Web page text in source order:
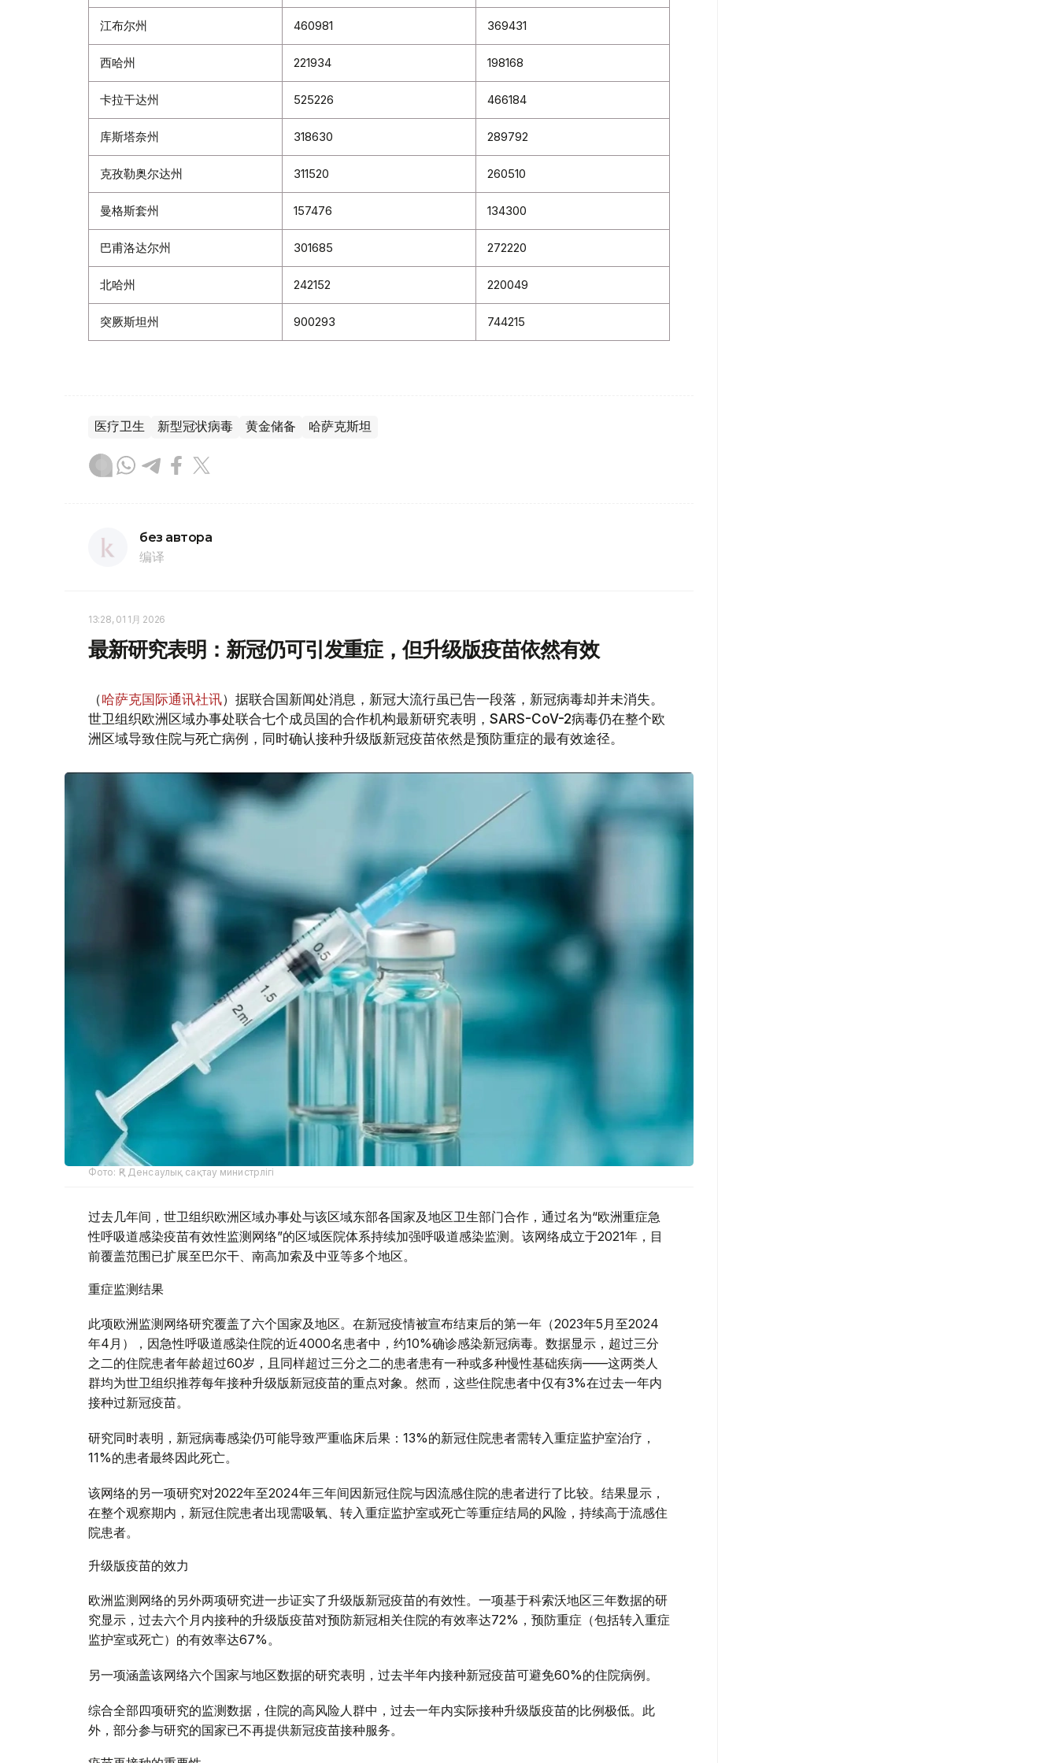
江布尔州 460981 369431
西哈州 221934 198168
卡拉干达州 525226 466184
库斯塔奈州 318630 289792
克孜勒奥尔达州 311520 260510
曼格斯套州 157476 134300
巴甫洛达尔州 301685 272220
北哈州 242152 220049
突厥斯坦州 900293 744215
医疗卫生 新型冠状病毒 黄金储备 哈萨克斯坦
без автора
编译
13:28, 01 1月 2026
最新研究表明：新冠仍可引发重症，但升级版疫苗依然有效
（哈萨克国际通讯社讯）据联合国新闻处消息，新冠大流行虽已告一段落，新冠病毒却并未消失。
世卫组织欧洲区域办事处联合七个成员国的合作机构最新研究表明，SARS-CoV-2病毒仍在整个欧
洲区域导致住院与死亡病例，同时确认接种升级版新冠疫苗依然是预防重症的最有效途径。
Фото: ҚР Денсаулық сақтау министрлігі
过去几年间，世卫组织欧洲区域办事处与该区域东部各国家及地区卫生部门合作，通过名为“欧洲重症急
性呼吸道感染疫苗有效性监测网络”的区域医院体系持续加强呼吸道感染监测。该网络成立于2021年，目
前覆盖范围已扩展至巴尔干、南高加索及中亚等多个地区。
重症监测结果
此项欧洲监测网络研究覆盖了六个国家及地区。在新冠疫情被宣布结束后的第一年（2023年5月至2024
年4月），因急性呼吸道感染住院的近4000名患者中，约10%确诊感染新冠病毒。数据显示，超过三分
之二的住院患者年龄超过60岁，且同样超过三分之二的患者患有一种或多种慢性基础疾病——这两类人
群均为世卫组织推荐每年接种升级版新冠疫苗的重点对象。然而，这些住院患者中仅有3%在过去一年内
接种过新冠疫苗。
研究同时表明，新冠病毒感染仍可能导致严重临床后果：13%的新冠住院患者需转入重症监护室治疗，
11%的患者最终因此死亡。
该网络的另一项研究对2022年至2024年三年间因新冠住院与因流感住院的患者进行了比较。结果显示，
在整个观察期内，新冠住院患者出现需吸氧、转入重症监护室或死亡等重症结局的风险，持续高于流感住
院患者。
升级版疫苗的效力
欧洲监测网络的另外两项研究进一步证实了升级版新冠疫苗的有效性。一项基于科索沃地区三年数据的研
究显示，过去六个月内接种的升级版疫苗对预防新冠相关住院的有效率达72%，预防重症（包括转入重症
监护室或死亡）的有效率达67%。
另一项涵盖该网络六个国家与地区数据的研究表明，过去半年内接种新冠疫苗可避免60%的住院病例。
综合全部四项研究的监测数据，住院的高风险人群中，过去一年内实际接种升级版疫苗的比例极低。此
外，部分参与研究的国家已不再提供新冠疫苗接种服务。